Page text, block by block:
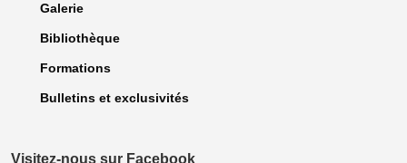
Galerie
Bibliothèque
Formations
Bulletins et exclusivités
Visitez-nous sur Facebook